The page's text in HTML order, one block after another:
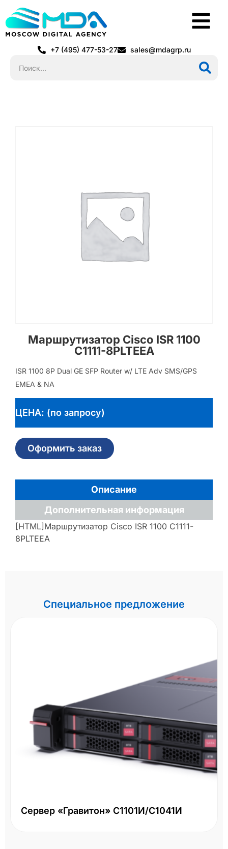
+7 (495) 477-53-27 sales@mdagrp.ru
Маршрутизатор Cisco ISR 1100
C1111-8PLTEEA
ISR 1100 8P Dual GE SFP Router w/ LTE Adv SMS/GPS
EMEA & NA
ЦЕНА: (по запросу)
Оформить заказ
Описание
Дополнительная информация
[HTML]Маршрутизатор Cisco ISR 1100 C1111-
8PLTEEA
Специальное предложение
Сервер «Гравитон» С1101И/С1041И